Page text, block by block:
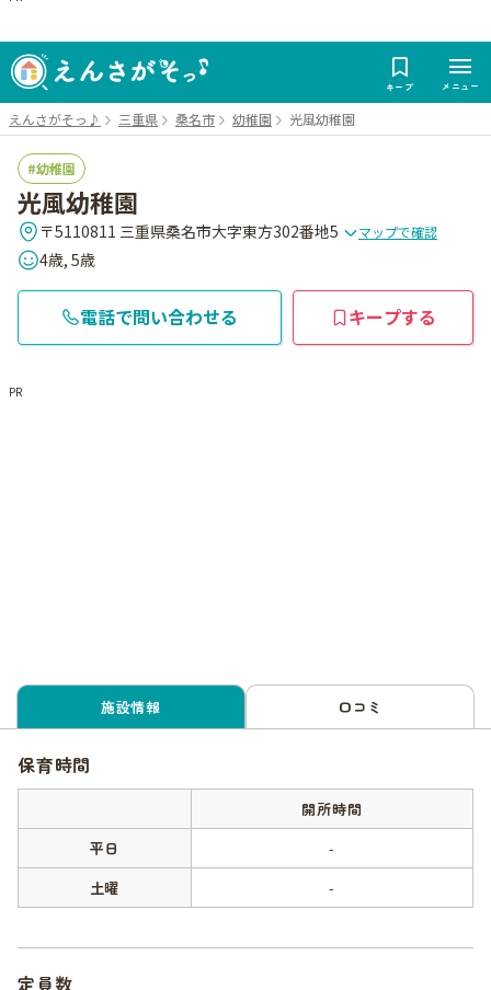
キープ メニュー
えんさがそっ♪ 三重県 桑名市 幼稚園 光風幼稚園
幼稚園
光風幼稚園
〒5110811 三重県桑名市大字東方302番地5 マップで確認
4歳, 5歳
電話で問い合わせる キープする
PR
施設情報 口コミ
保育時間
開所時間
平日
-
土曜
-
定員数